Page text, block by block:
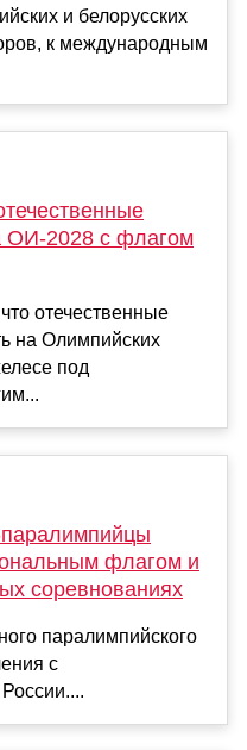
и белорусских
к международным
ОИ-2028 с флагом
отечественные
на Олимпийских
под
флагом и
соревнованиях
паралимпийского
с